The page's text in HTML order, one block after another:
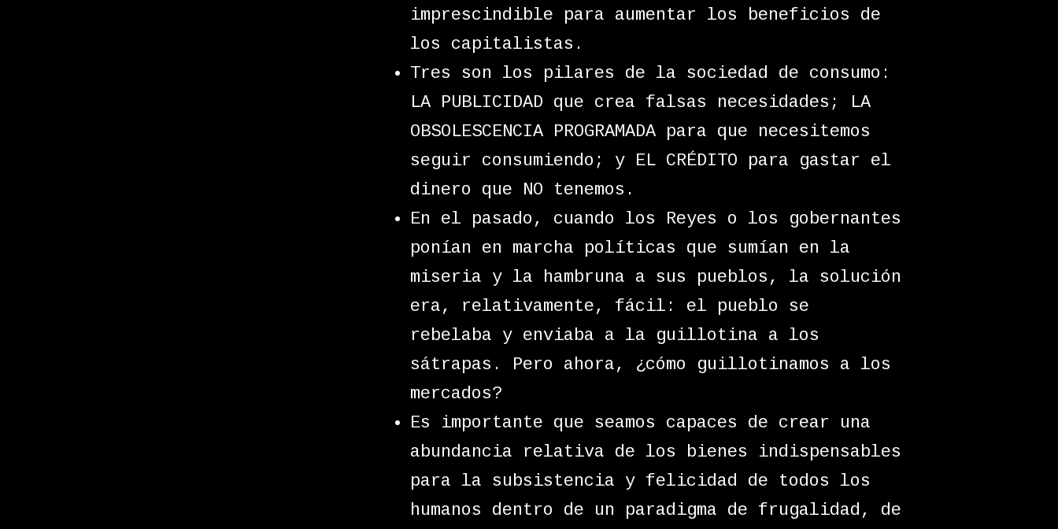
imprescindible para aumentar los beneficios de
los capitalistas.
Tres son los pilares de la sociedad de consumo:
LA PUBLICIDAD que crea falsas necesidades; LA
OBSOLESCENCIA PROGRAMADA para que necesitemos
seguir consumiendo; y EL CRÉDITO para gastar el
dinero que NO tenemos.
En el pasado, cuando los Reyes o los gobernantes
ponían en marcha políticas que sumían en la
miseria y la hambruna a sus pueblos, la solución
era, relativamente, fácil: el pueblo se
rebelaba y enviaba a la guillotina a los
sátrapas. Pero ahora, ¿cómo guillotinamos a los
mercados?
Es importante que seamos capaces de crear una
abundancia relativa de los bienes indispensables
para la subsistencia y felicidad de todos los
humanos dentro de un paradigma de frugalidad, de